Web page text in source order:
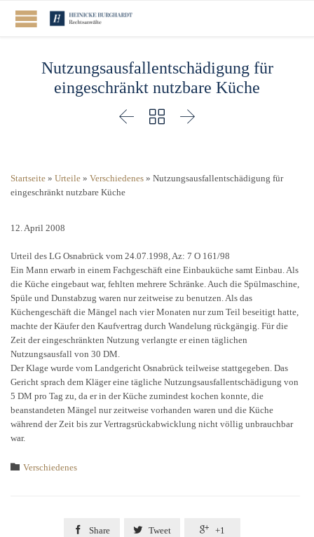
Nutzungsausfallentschädigung für
eingeschränkt nutzbare Küche
  
Startseite » Urteile » Verschiedenes » Nutzungsausfallentschädigung für
eingeschränkt nutzbare Küche
12. April 2008
Urteil des LG Osnabrück vom 24.07.1998, Az: 7 O 161/98
Ein Mann erwarb in einem Fachgeschäft eine Einbauküche samt Einbau. Als
die Küche eingebaut war, fehlten mehrere Schränke. Auch die Spülmaschine,
Spüle und Dunstabzug waren nur zeitweise zu benutzen. Als das
Küchengeschäft die Mängel nach vier Monaten nur zum Teil beseitigt hatte,
machte der Käufer den Kaufvertrag durch Wandelung rückgängig. Für die
Zeit der eingeschränkten Nutzung verlangte er einen täglichen
Nutzungsausfall von 30 DM.
Der Klage wurde vom Landgericht Osnabrück teilweise stattgegeben. Das
Gericht sprach dem Kläger eine tägliche Nutzungsausfallentschädigung von
5 DM pro Tag zu, da er in der Küche zumindest kochen konnte, die
beanstandeten Mängel nur zeitweise vorhanden waren und die Küche
während der Zeit bis zur Vertragsrückabwicklung nicht völlig unbrauchbar
war.
 Category
Verschiedenes
 Share  Tweet  +1